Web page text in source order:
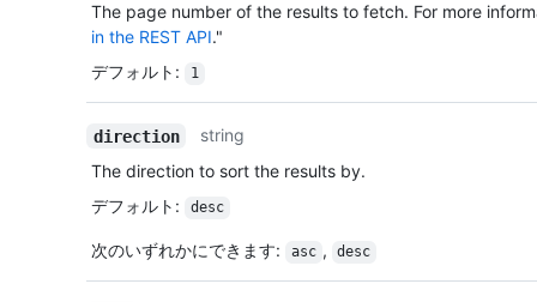
The page number of the results to fetch. For more
in the REST API."
デフォルト : 1
direction
string
The direction to sort the results by.
デフォルト : desc
次のいずれかにできます: asc , desc